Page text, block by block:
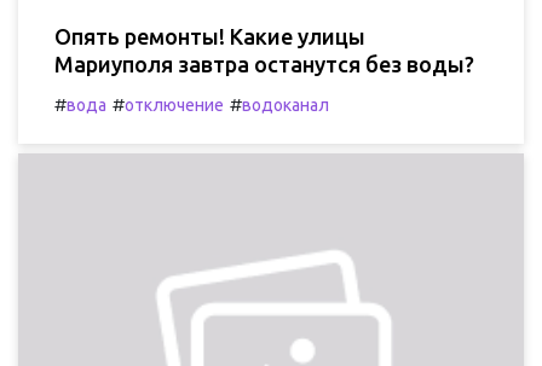
Опять ремонты! Какие улицы
Мариуполя завтра останутся без воды?
#вода #отключение #водоканал